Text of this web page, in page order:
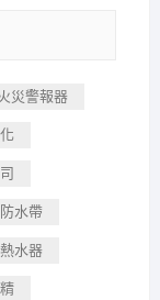
災警報器
水帶
熱水器